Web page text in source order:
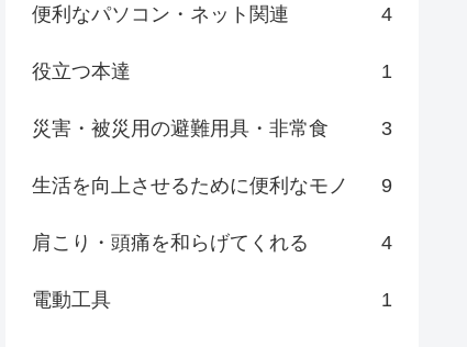
便利なパソコン・ネット関連 4
役立つ本達 1
災害・被災用の避難用具・非常食 3
生活を向上させるために便利なモノ 9
肩こり・頭痛を和らげてくれる 4
電動工具 1